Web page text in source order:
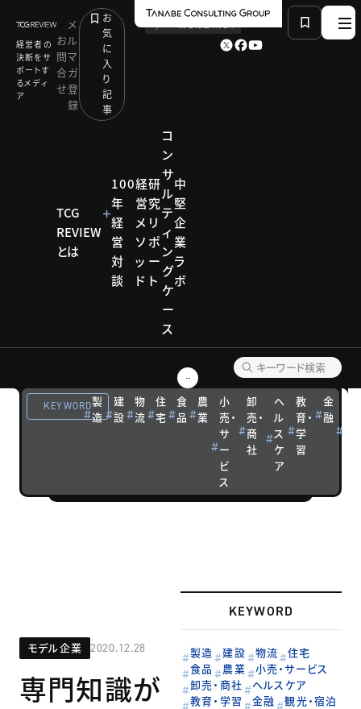
経営者の
決断をサ
ポートす
るメディ
ア
お
問
合
せ
メ
ル
マ
ガ
登
録
お
気
に
入
り
記
事
TCG
REVIEW
とは
100
年
経
営
対
談
経
営
メ
ソ
ッ
ド
研
究
リ
ポ
ー
ト
コ
ン
サ
ル
テ
ィ
ン
グ
ケ
ー
ス
中
堅
企
業
ラ
ボ
KEYWORD製
造
建
設
物
流
住
宅
食
品
農
業
小
売・
サ
ー
ビ
ス
卸
売・
商
社
ヘ
ル
ス
ケ
ア
教
育・
学
習
金
融
モデル企業
専門知識が不要なIoTプラットフォーム：Momo
モデル企業
モデル
【企業事例】
略を実践する
企業の成功ス
モデル企業 2020.12.28
専門知識が
KEYWORD
製造 建設 物流
住宅
食品
農業
小売・サービス
卸売・商社
ヘルスケア
教育・学習
金融 観光・宿泊